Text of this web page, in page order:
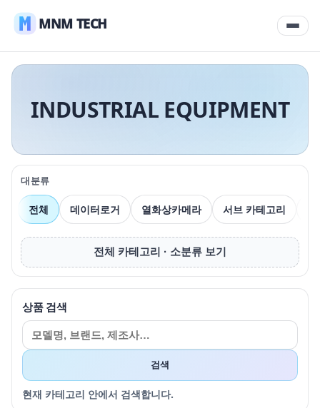
MNM TECH
INDUSTRIAL EQUIPMENT
대분류
전체 데이터로거 열화상카메라 서브 카테고리
전체 카테고리 · 소분류 보기
상품 검색
검색
현재 카테고리 안에서 검색합니다.